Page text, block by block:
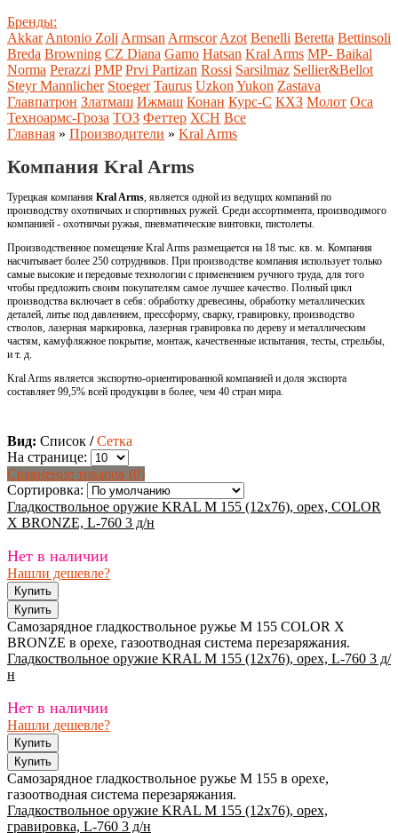
Бренды:
Akkar Antonio Zoli Armsan Armscor Azot Benelli Beretta Bettinsoli
Breda Browning CZ Diana Gamo Hatsan Kral Arms MP- Baikal
Norma Perazzi PMP Prvi Partizan Rossi Sarsilmaz Sellier&Bellot
Steyr Mannlicher Stoeger Taurus Uzkon Yukon Zastava
Главпатрон Златмаш Ижмаш Конан Курс-С КХЗ Молот Оса
Техноармс-Гроза ТОЗ Феттер ХСН Все
Главная » Производители » Kral Arms
Компания Kral Arms
Турецкая компания Kral Arms, является одной из ведущих компаний по
производству охотничьих и спортивных ружей. Среди ассортимента, производимого
компанией - охотничьи ружья, пневматические винтовки, пистолеты.
Производственное помещение Kral Arms размещается на 18 тыс. кв. м. Компания
насчитывает более 250 сотрудников. При производстве компания использует только
самые высокие и передовые технологии с применением ручного труда, для того
чтобы предложить своим покупателям самое лучшее качество. Полный цикл
производства включает в себя: обработку древесины, обработку металлических
деталей, литье под давлением, прессформу, сварку, гравировку, производство
стволов, лазерная маркировка, лазерная гравировка по дереву и металлическим
частям, камуфляжное покрытие, монтаж, качественные испытания, тесты, стрельбы,
и т. д.
Kral Arms является экспортно-ориентированной компанией и доля экспорта
составляет 99,5% всей продукции в более, чем 40 стран мира.
Вид: Список / Сетка
На странице:
Сравнение товаров (0)
Сортировка:
Гладкоствольное оружие KRAL M 155 (12х76), орех, COLOR
X BRONZE, L-760 3 д/н
Нет в наличии
Нашли дешевле?
Самозарядное гладкоствольное ружье M 155 COLOR X
BRONZE в орехе, газоотводная система перезаряжания.
Гладкоствольное оружие KRAL M 155 (12х76), орех, L-760 3 д/
н
Нет в наличии
Нашли дешевле?
Самозарядное гладкоствольное ружье M 155 в орехе,
газоотводная система перезаряжания.
Гладкоствольное оружие KRAL M 155 (12х76), орех,
гравировка, L-760 3 д/н